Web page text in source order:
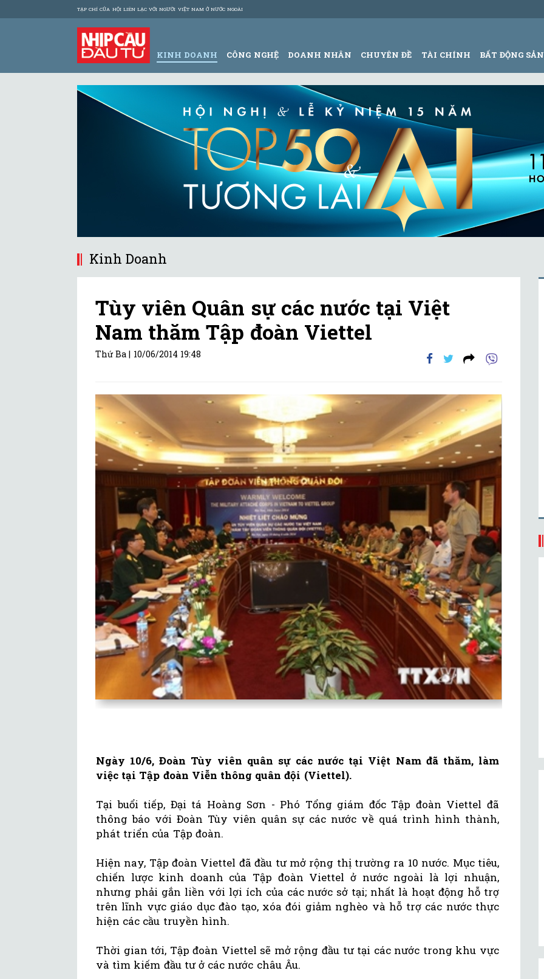
TẠP CHÍ CỦA HỘI LIÊN LẠC VỚI NGƯỜI VIỆT NAM Ở NƯỚC NGOÀI
KINH DOANH CÔNG NGHỆ DOANH NHÂN CHUYÊN ĐỀ TÀI CHÍNH BẤT ĐỘNG SẢN
Kinh Doanh
Tùy viên Quân sự các nước tại Việt
Nam thăm Tập đoàn Viettel
Thứ Ba | 10/06/2014 19:48
Ngày 10/6, Đoàn Tùy viên quân sự các nước tại Việt Nam đã thăm, làm
việc tại Tập đoàn Viễn thông quân đội (Viettel).
Tại buổi tiếp, Đại tá Hoàng Sơn - Phó Tổng giám đốc Tập đoàn Viettel đã
thông báo với Đoàn Tùy viên quân sự các nước về quá trình hình thành,
phát triển của Tập đoàn.
Hiện nay, Tập đoàn Viettel đã đầu tư mở rộng thị trường ra 10 nước. Mục tiêu,
chiến lược kinh doanh của Tập đoàn Viettel ở nước ngoài là lợi nhuận,
nhưng phải gắn liền với lợi ích của các nước sở tại; nhất là hoạt động hỗ trợ
trên lĩnh vực giáo dục đào tạo, xóa đói giảm nghèo và hỗ trợ các nước thực
hiện các cầu truyền hình.
Thời gian tới, Tập đoàn Viettel sẽ mở rộng đầu tư tại các nước trong khu vực
và tìm kiếm đầu tư ở các nước châu Âu.